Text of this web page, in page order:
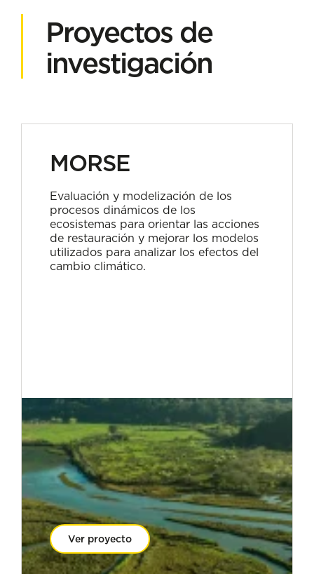
Proyectos de
investigación
MORSE
Evaluación y modelización de los
procesos dinámicos de los
ecosistemas para orientar las acciones
de restauración y mejorar los modelos
utilizados para analizar los efectos del
cambio climático.
Ver proyecto